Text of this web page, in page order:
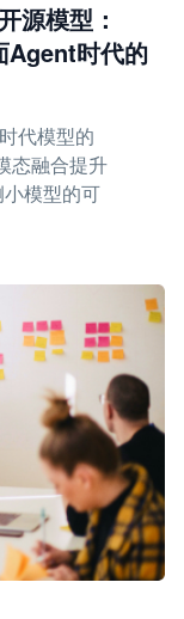
源模型：
时代的
代模型的
态融合提升
模型的可